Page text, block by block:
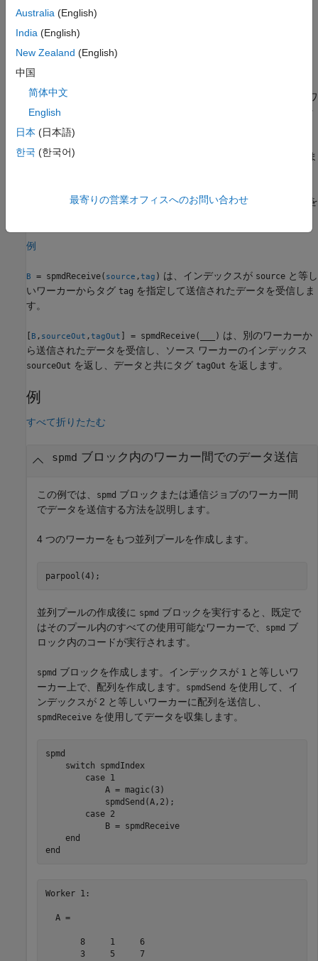
いるワーカーの数が
spmd ブロックを実行しているワーカーの数を取得するには、関
数 spmdSizeを使用します。
例
B= spmdReceive(
と等しいワ
ーカーから送信されたデータを受信します。ワーカーのインデッ
クスを取得するには、関数
B= spmdReceive('any')
は任意のワーカーからデータを受信しま
B = spmdReceive('any',tag )は、任意のワーカーからタグ
を
例
B = spmdReceive( source ,tag ) は、インデックスが source と等し
いワーカーからタグ tag を指定して送信されたデータを受信しま
す。
[ B , sourceOut ,tagOut ] = spmdReceive( ) は、別のワーカーか
ら送信されたデータを受信し、ソース ワーカーのインデックス
sourceOut を返し、データと共にタグ tagOut を返します。
例
すべて折りたたむ
spmd ブロック内のワーカー間でのデータ送信
この例では、 spmd ブロックまたは通信ジョブのワーカー間
でデータを送信する方法を説明します。
4 つのワーカーをもつ並列プールを作成します。
parpool(4);
並列プールの作成後に spmd ブロックを実行すると、既定で
はそのプール内のすべての使用可能なワーカーで、
spmd ブ
ロック内のコードが実行されます。
spmd ブロックを作成します。インデックスが 1 と等しいワ
ーカー上で、配列を作成します。
spmdSend を使用して、イ
ンデックスが 2 と等しいワーカーに配列を送信し、
spmdReceive を使用してデータを収集します。
spmd
switch spmdIndex
case 1
            A = magic(3)
            spmdSend(A,2);
case 2
            B = spmdReceive
end
end
Worker 1:
  A =
       8     1     6
       3     5     7
Australia (English)
India (English)
New Zealand (English)
中国
简体中文
English
日本 (日本語)
한국 (한국어)
最寄りの営業オフィスへのお問い合わせ